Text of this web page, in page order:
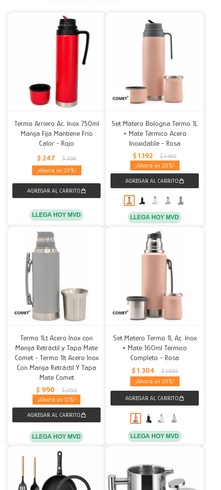
Termo Arriero Ac. Inox 750ml
Manija Fija Mantiene Frío
Calor - Rojo
$ 247 $ 309
20
LLEGA HOY MVD
Set Matero Bologna Termo 1L
+ Mate Térmico Acero
Inoxidable - Rosa
$ 1.192 $ 1.490
20
LLEGA HOY MVD
Termo 1Lt Acero Inox con
Manija Retráctil y Tapa Mate
Comet - Termo 1lt Acero Inox
Con Manija Retráctil Y Tapa
Mate Comet
$ 990 $ 1.150
13
LLEGA HOY MVD
Set Matero Termo 1L Ac. Inox
+ Mate 160ml Térmico
Completo - Rosa
$ 1.304 $ 1.630
20
LLEGA HOY MVD
Acolchados y Frazadas
Accesorios para el hogar